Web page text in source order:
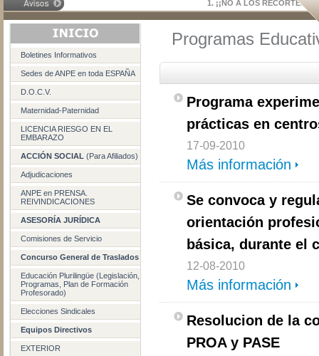
¡¡NO A LOS RECORTES!!
Boletines Informativos
Sedes de ANPE en toda ESPAÑA
D.O.C.V.
Maternidad-Paternidad
LICENCIA RIESGO EN EL
EMBARAZO
ACCIÓN SOCIAL (Para Afiliados)
Adjudicaciones
ANPE en PRENSA.
REIVINDICACIONES
ASESORÍA JURÍDICA
Comisiones de Servicio
Concurso General de Traslados
Educación Plurilingüe (Legislación,
Programas, Plan de Formación
Profesorado)
Elecciones Sindicales
Equipos Directivos
EXTERIOR
Programas
Programa
prácticas en
17-09-2010
Más información
Se convoca y
orientación
básica, durante el
12-08-2010
Más información
Resolucion de la
PROA y PASE